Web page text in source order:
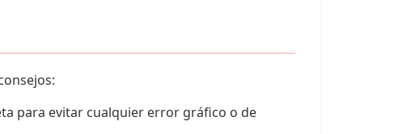
para evitar cualquier error gráfico o de